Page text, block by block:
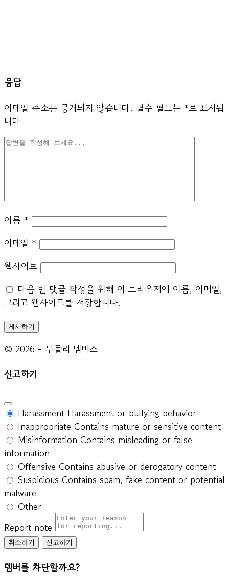
응답
이메일 주소는 공개되지 않습니다. 필수 필드는 *로 표시됩
니다
이름 *
이메일 *
웹사이트
다음 번 댓글 작성을 위해 이 브라우저에 이름, 이메일,
그리고 웹사이트를 저장합니다.
© 2026 - 두들리 멤버스
신고하기
Harassment Harassment or bullying behavior
Inappropriate Contains mature or sensitive content
Misinformation Contains misleading or false
information
Offensive Contains abusive or derogatory content
Suspicious Contains spam, fake content or potential
malware
Other
Report note
신고하기
멤버를 차단할까요?